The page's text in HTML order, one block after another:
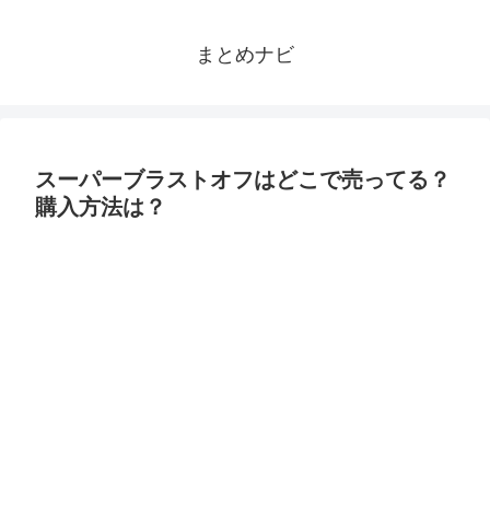
まとめナビ
スーパーブラストオフはどこで売ってる？
購入方法は？